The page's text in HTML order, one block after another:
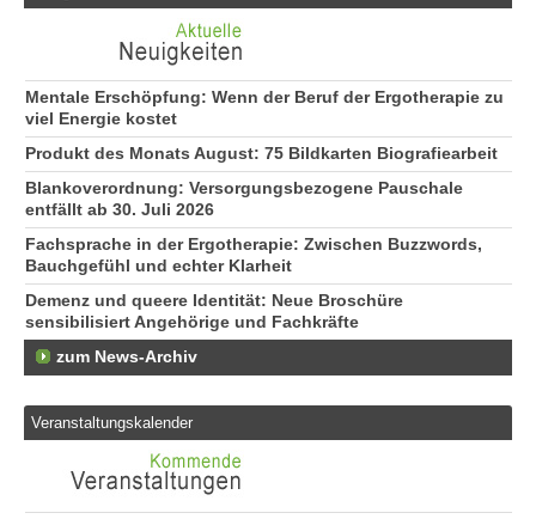
Mentale Erschöpfung: Wenn der Beruf der Ergotherapie zu
viel Energie kostet
Produkt des Monats August: 75 Bildkarten Biografiearbeit
Blankoverordnung: Versorgungsbezogene Pauschale
entfällt ab 30. Juli 2026
Fachsprache in der Ergotherapie: Zwischen Buzzwords,
Bauchgefühl und echter Klarheit
Demenz und queere Identität: Neue Broschüre
sensibilisiert Angehörige und Fachkräfte
zum News-Archiv
Veranstaltungskalender